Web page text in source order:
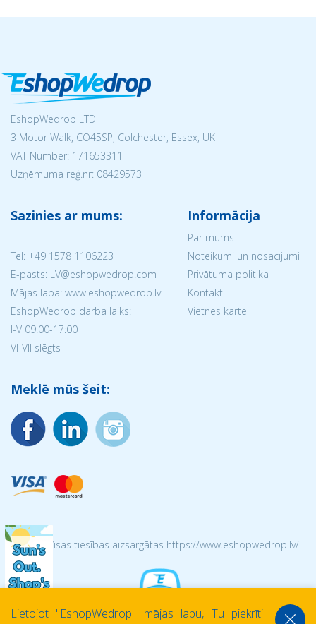
EshopWedrop LTD
3 Motor Walk, CO45SP, Colchester, Essex, UK
VAT Number: 171653311
Uzņēmuma reģ.nr: 08429573
Sazinies ar mums:
Tel: +49 1578 1106223
E-pasts: LV@eshopwedrop.com
Mājas lapa: www.eshopwedrop.lv
EshopWedrop darba laiks:
I-V 09:00-17:00
VI-VII slēgts
Informācija
Par mums
Noteikumi un nosacījumi
Privātuma politika
Kontakti
Vietnes karte
Meklē mūs šeit:
© 2026 Visas tiesības aizsargātas https://www.eshopwedrop.lv/
Lietojot ''EshopWedrop'' mājas lapu, Tu piekrīti